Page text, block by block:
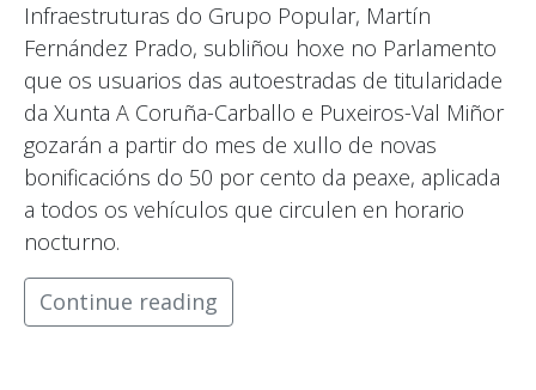
Infraestruturas do Grupo Popular, Martín
Fernández Prado, subliñou hoxe no Parlamento
que os usuarios das autoestradas de titularidade
da Xunta A Coruña-Carballo e Puxeiros-Val Miñor
gozarán a partir do mes de xullo de novas
bonificacións do 50 por cento da peaxe, aplicada
a todos os vehículos que circulen en horario
nocturno.
Continue reading